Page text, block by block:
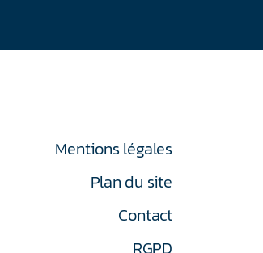
Mentions légales
Plan du site
Contact